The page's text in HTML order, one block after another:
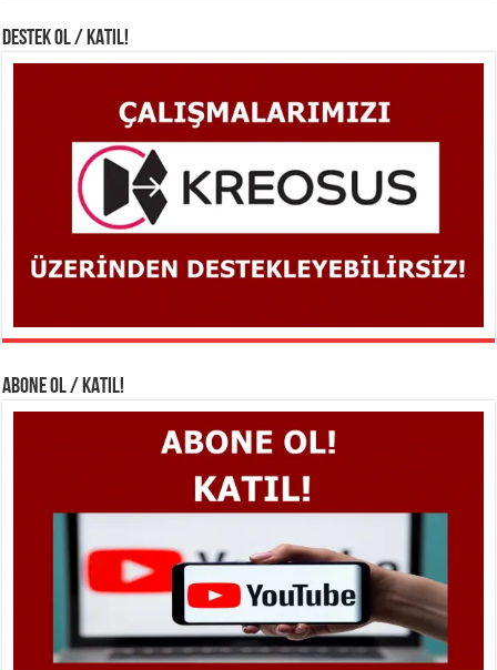
DESTEK OL / KATIL!
ABONE OL / KATIL!